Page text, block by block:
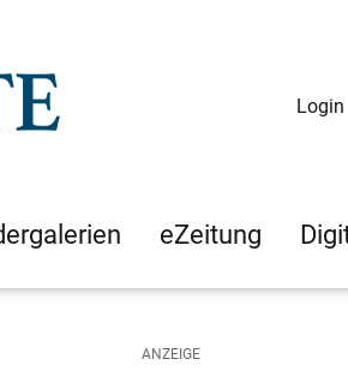
Login
eZeitung